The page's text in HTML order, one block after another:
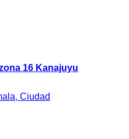
16 Kanajuyu
Ciudad